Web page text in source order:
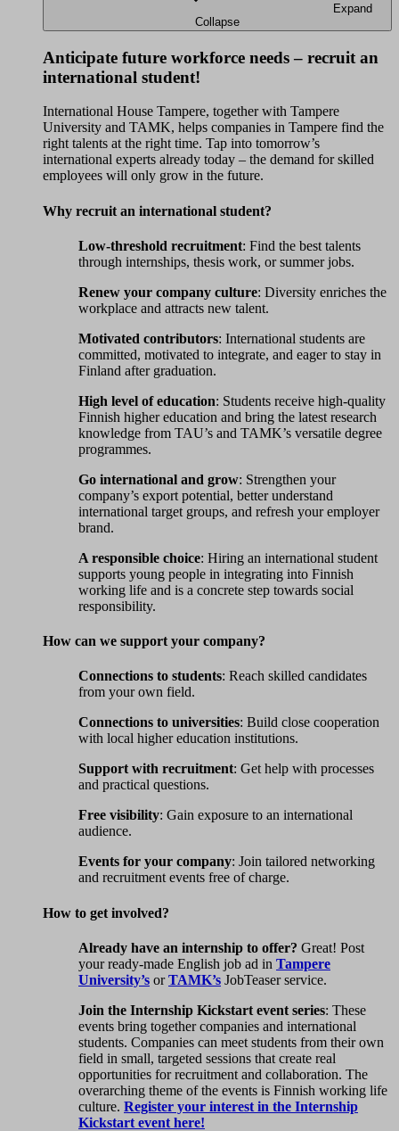
Expand
Collapse
Anticipate future workforce needs – recruit an
international student!
International House Tampere, together with Tampere
University and TAMK, helps companies in Tampere find the
right talents at the right time. Tap into tomorrow’s
international experts already today – the demand for skilled
employees will only grow in the future.
Why recruit an international student?
Low-threshold recruitment: Find the best talents
through internships, thesis work, or summer jobs.
Renew your company culture: Diversity enriches the
workplace and attracts new talent.
Motivated contributors: International students are
committed, motivated to integrate, and eager to stay in
Finland after graduation.
High level of education: Students receive high-quality
Finnish higher education and bring the latest research
knowledge from TAU’s and TAMK’s versatile degree
programmes.
Go international and grow: Strengthen your
company’s export potential, better understand
international target groups, and refresh your employer
brand.
A responsible choice: Hiring an international student
supports young people in integrating into Finnish
working life and is a concrete step towards social
responsibility.
How can we support your company?
Connections to students: Reach skilled candidates
from your own field.
Connections to universities: Build close cooperation
with local higher education institutions.
Support with recruitment: Get help with processes
and practical questions.
Free visibility: Gain exposure to an international
audience.
Events for your company: Join tailored networking
and recruitment events free of charge.
How to get involved?
Already have an internship to offer? Great! Post
your ready-made English job ad in Tampere
University’s orTAMK’s JobTeaser service.
Join the Internship Kickstart event series: These
events bring together companies and international
students. Companies can meet students from their own
field in small, targeted sessions that create real
opportunities for recruitment and collaboration. The
overarching theme of the events is Finnish working life
culture. Register your interest in the Internship
Kickstart event here!